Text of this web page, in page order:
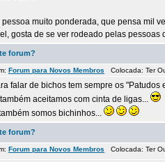
pessoa muito ponderada, que pensa mil
gosta de se ver rodeado pelas pessoas
forum?
Forum para Novos Membros Colocada: Ter
falar de bichos tem sempre os "Patudos
aceitamos com cinta de ligas...
somos bichinhos...
forum?
Forum para Novos Membros Colocada: Ter